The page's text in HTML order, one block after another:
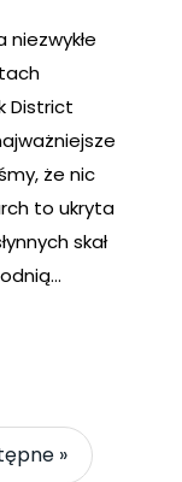
niezwykłe
District
że nic
to ukryta
skał
»